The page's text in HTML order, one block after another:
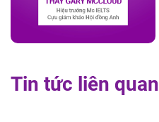
Tin tức liên quan